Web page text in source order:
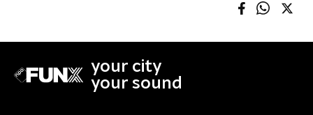
your city
your sound